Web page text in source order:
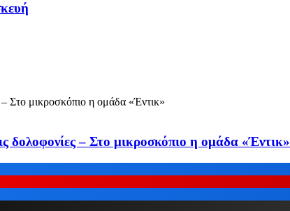
δολοφονίες – Στο μικροσκόπιο η ομάδα «Έντικ»